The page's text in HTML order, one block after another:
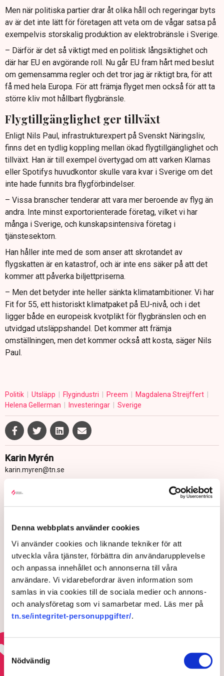
Denna webbplats använder cookies
Vi använder cookies och liknande tekniker för att
utveckla våra tjänster, förbättra din användarupplevelse
och anpassa innehållet och annonserna till våra
användare. Vi vidarebefordrar även information som
samlas in via cookies till de sociala medier och annons-
och analysföretag som vi samarbetar med. Läs mer på
tn.se/integritet-personuppgifter/.
Nödvändig
Men när politiska partier drar åt olika håll och regeringar byts
av är det inte lätt för företagen att veta om de vågar satsa på
exempelvis storskalig produktion av elektrobränsle i Sverige.
– Därför är det så viktigt med en politisk långsiktighet och
där har EU en avgörande roll. Nu går EU fram hårt med beslut
om gemensamma regler och det tror jag är riktigt bra, för att
få med hela Europa. För att främja flyget men också för att ta
större kliv mot hållbart flygbränsle.
Flygtillgänglighet ger tillväxt
Enligt Nils Paul, infrastrukturexpert på Svenskt Näringsliv,
finns det en tydlig koppling mellan ökad flygtillgänglighet och
tillväxt. Han är till exempel övertygad om att varken Klarnas
eller Spotifys huvudkontor skulle vara kvar i Sverige om det
inte hade funnits bra flygförbindelser.
– Vissa branscher tenderar att vara mer beroende av flyg än
andra. Inte minst exportorienterade företag, vilket vi har
många i Sverige, och kunskapsintensiva företag i
tjänstesektorn.
Han håller inte med de som anser att skrotandet av
flygskatten är en katastrof, och är inte ens säker på att det
kommer att påverka biljettpriserna.
– Men det betyder inte heller sänkta klimatambitioner. Vi har
Fit for 55, ett historiskt klimatpaket på EU-nivå, och i det
ligger både en europeisk kvotplikt för flygbränslen och en
utvidgad utsläppshandel. Det kommer att främja
omställningen, men det kommer också att kosta, säger Nils
Paul.
Politik Utsläpp Flygindustri Preem
Magdalena Streijffert
Helena Gellerman
Investeringar Sverige
Karin Myrén
karin.myren@tn.se
Publicerad:
Uppdaterad: 4 dec 2024, 15:34
LÄS ÄVEN
Rekordmånga utrikesresor från
Arlanda under juli
5 AUGUSTI 2026 |
Boeingplan godkänt – efter år av
förseningar
Läs mer om flygbranschens framtid